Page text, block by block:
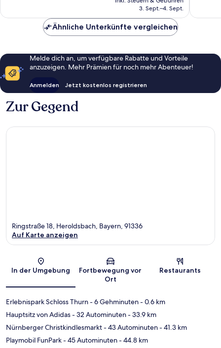
Bewertungen
beträgt
3. Sept.–4. Sept.
Ähnliche Unterkünfte vergleichen
Melde dich an, um verfügbare Rabatte und Vorteile
anzuzeigen. Mehr Prämien für noch mehr Abenteuer!
Anmelden Jetzt kostenlos registrieren
Zur Gegend
Karte
Ringstraße 18, Heroldsbach, Bayern, 91336
Auf Karte anzeigen
In der Umgebung
Fortbewegung vor
Ort
Restaurants
Erlebnispark Schloss Thurn- 6 Gehminuten- 0.6 km
Hauptsitz von Adidas- 32 Autominuten- 33.9 km
Nürnberger Christkindlesmarkt- 43 Autominuten- 41.3 km
Playmobil FunPark- 45 Autominuten- 44.8 km